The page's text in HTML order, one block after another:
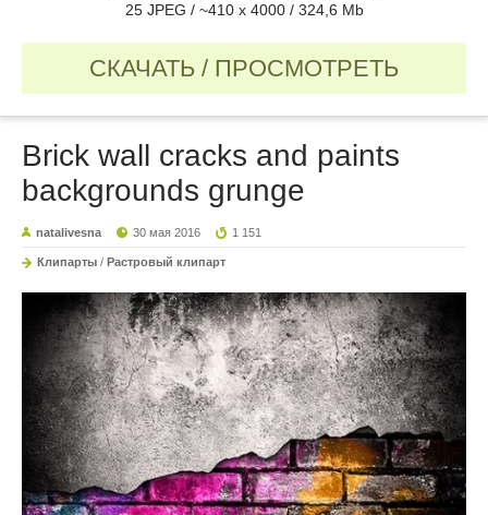
25 JPEG / ~410 x 4000 / 324,6 Mb
СКАЧАТЬ / ПРОСМОТРЕТЬ
Brick wall cracks and paints
backgrounds grunge
natalivesna 30 мая 2016 1 151
Клипарты / Растровый клипарт